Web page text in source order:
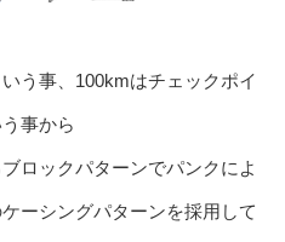
う事、100kmはチェックポイ
事から
ロックパターンでパンクによ
ーシングパターンを採用して